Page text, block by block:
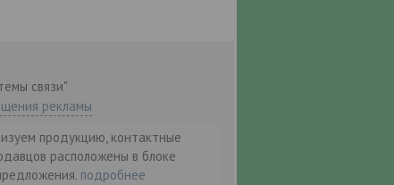
связи"
рекламы
продукцию, контактные
расположены в блоке
подробнее